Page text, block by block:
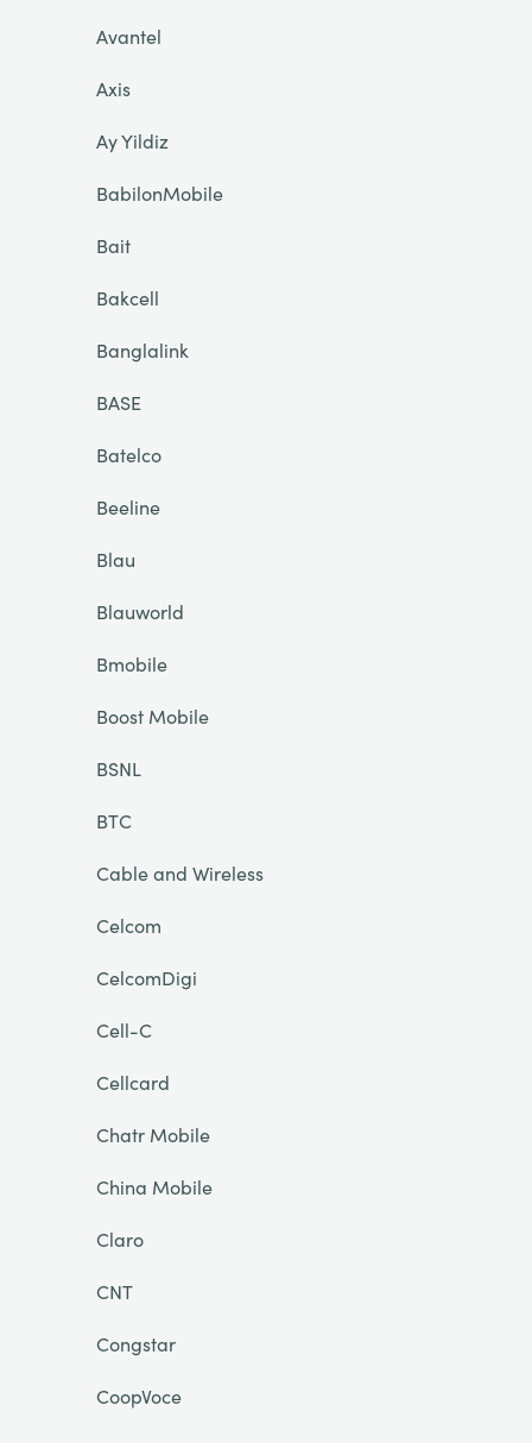
Avantel
Axis
Ay Yildiz
BabilonMobile
Bait
Bakcell
Banglalink
BASE
Batelco
Beeline
Blau
Blauworld
Bmobile
Boost Mobile
BSNL
BTC
Cable and Wireless
Celcom
CelcomDigi
Cell-C
Cellcard
Chatr Mobile
China Mobile
Claro
CNT
Congstar
CoopVoce